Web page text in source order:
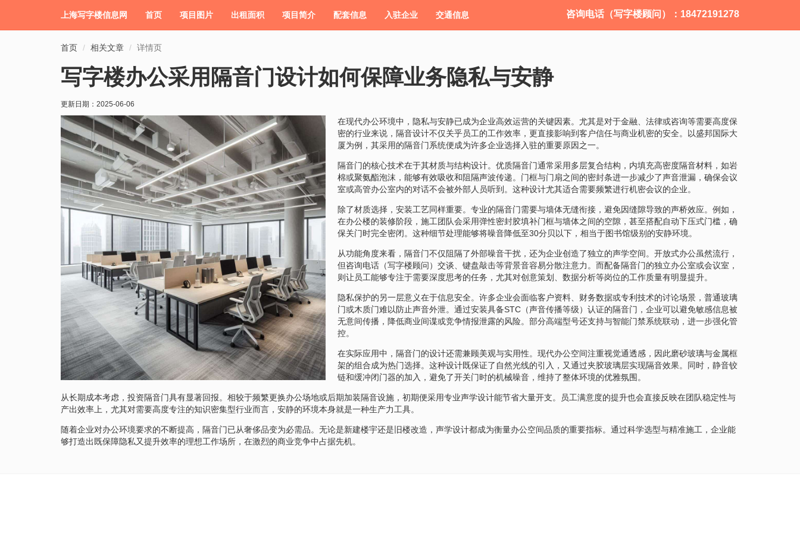
上海写字楼信息网 首页 项目图片 出租面积 项目简介 配套信息 入驻企业 交通信息 咨询电话（写字楼顾问）：18472191278
首页 相关文章 详情页
写字楼办公采用隔音门设计如何保障业务隐私与安静
更新日期： 2025-06-06
在现代办公环境中，隐私与安静已成为企业高效运营的关键因素。尤其是对于金融、法律或咨询等需要高度保
密的行业来说，隔音设计不仅关乎员工的工作效率，更直接影响到客户信任与商业机密的安全。以盛邦国际大
厦为例，其采用的隔音门系统便成为许多企业选择入驻的重要原因之一。
隔音门的核心技术在于其材质与结构设计。优质隔音门通常采用多层复合结构，内填充高密度隔音材料，如岩
棉或聚氨酯泡沫，能够有效吸收和阻隔声波传递。门框与门扇之间的密封条进一步减少了声音泄漏，确保会议
室或高管办公室内的对话不会被外部人员听到。这种设计尤其适合需要频繁进行机密会议的企业。
除了材质选择，安装工艺同样重要。专业的隔音门需要与墙体无缝衔接，避免因缝隙导致的声桥效应。例如，
在办公楼的装修阶段，施工团队会采用弹性密封胶填补门框与墙体之间的空隙，甚至搭配自动下压式门槛，确
保关门时完全密闭。这种细节处理能够将噪音降低至30分贝以下，相当于图书馆级别的安静环境。
从功能角度来看，隔音门不仅阻隔了外部噪音干扰，还为企业创造了独立的声学空间。开放式办公虽然流行，
但咨询电话（写字楼顾问）交谈、键盘敲击等背景音容易分散注意力。而配备隔音门的独立办公室或会议室，
则让员工能够专注于需要深度思考的任务，尤其对创意策划、数据分析等岗位的工作质量有明显提升。
隐私保护的另一层意义在于信息安全。许多企业会面临客户资料、财务数据或专利技术的讨论场景，普通玻璃
门或木质门难以防止声音外泄。通过安装具备STC（声音传播等级）认证的隔音门，企业可以避免敏感信息被
无意间传播，降低商业间谍或竞争情报泄露的风险。部分高端型号还支持与智能门禁系统联动，进一步强化管
控。
在实际应用中，隔音门的设计还需兼顾美观与实用性。现代办公空间注重视觉通透感，因此磨砂玻璃与金属框
架的组合成为热门选择。这种设计既保证了自然光线的引入，又通过夹胶玻璃层实现隔音效果。同时，静音铰
链和缓冲闭门器的加入，避免了开关门时的机械噪音，维持了整体环境的优雅氛围。
从长期成本考虑，投资隔音门具有显著回报。相较于频繁更换办公场地或后期加装隔音设施，初期便采用专业声学设计能节省大量开支。员工满意度的提升也会直接反映在团队稳定性与
产出效率上，尤其对需要高度专注的知识密集型行业而言，安静的环境本身就是一种生产力工具。
随着企业对办公环境要求的不断提高，隔音门已从奢侈品变为必需品。无论是新建楼宇还是旧楼改造，声学设计都成为衡量办公空间品质的重要指标。通过科学选型与精准施工，企业能
够打造出既保障隐私又提升效率的理想工作场所，在激烈的商业竞争中占据先机。